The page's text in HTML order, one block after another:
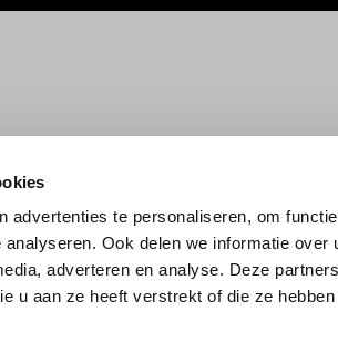
advertenties te personaliseren, om
Ook delen we informatie over
adverteren en analyse. Deze
u aan ze heeft verstrekt of die ze